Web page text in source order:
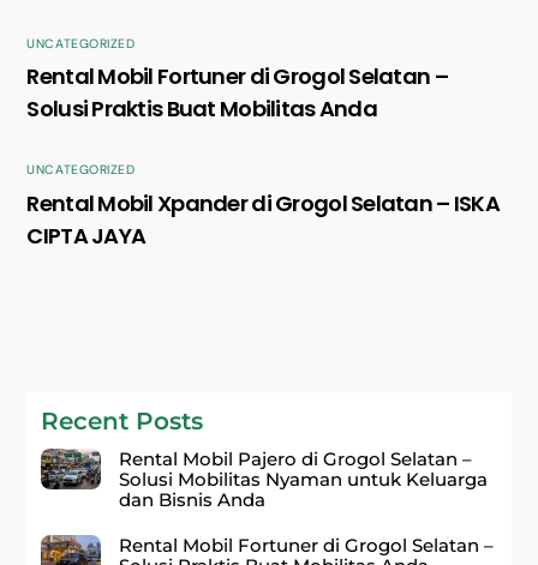
UNCATEGORIZED
Rental Mobil Fortuner di Grogol Selatan –
Solusi Praktis Buat Mobilitas Anda
UNCATEGORIZED
Rental Mobil Xpander di Grogol Selatan – ISKA
CIPTA JAYA
Recent Posts
Rental Mobil Pajero di Grogol Selatan –
Solusi Mobilitas Nyaman untuk Keluarga
dan Bisnis Anda
Rental Mobil Fortuner di Grogol Selatan –